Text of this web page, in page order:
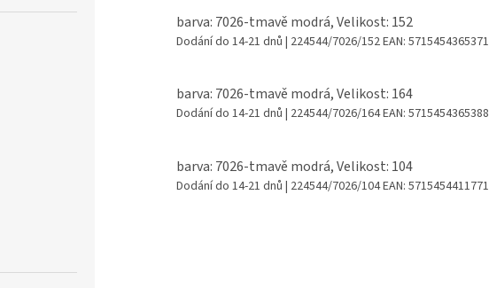
barva: 7026-tmavě modrá, Velikost: 152
Dodání do 14-21 dnů | 224544/7026/152EAN: 5715454365371
barva: 7026-tmavě modrá, Velikost: 164
Dodání do 14-21 dnů | 224544/7026/164EAN: 5715454365388
barva: 7026-tmavě modrá, Velikost: 104
Dodání do 14-21 dnů | 224544/7026/104EAN: 5715454411771